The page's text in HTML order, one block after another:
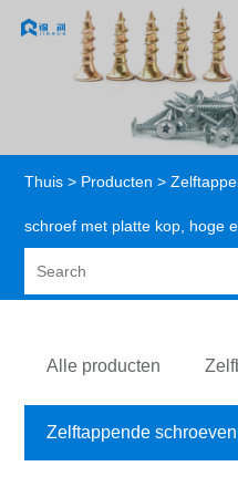
Thuis > Producten >
schroef met platte kop, hoge
Alle producten
Zelftappende schroeven